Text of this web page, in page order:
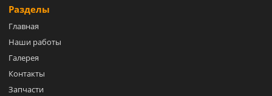
Разделы
Главная
Наши работы
Галерея
Контакты
Запчасти